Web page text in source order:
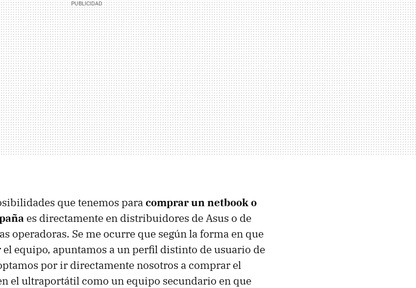
que tenemos paracomprar un netbook o
es directamente en distribuidores de Asus o de
operadoras. Se me ocurre que según la forma en que
equipo, apuntamos a un perfil distinto de usuario de
por ir directamente nosotros a comprar el
el ultraportátil como un equipo secundario en que